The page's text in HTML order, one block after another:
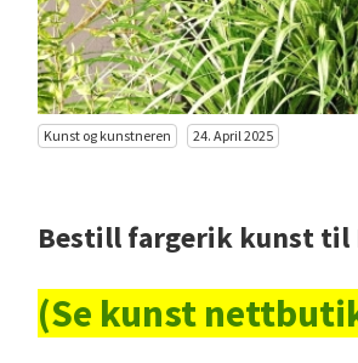
Kunst og kunstneren 24. April 2025
Bestill fargerik kunst til
(Se kunst